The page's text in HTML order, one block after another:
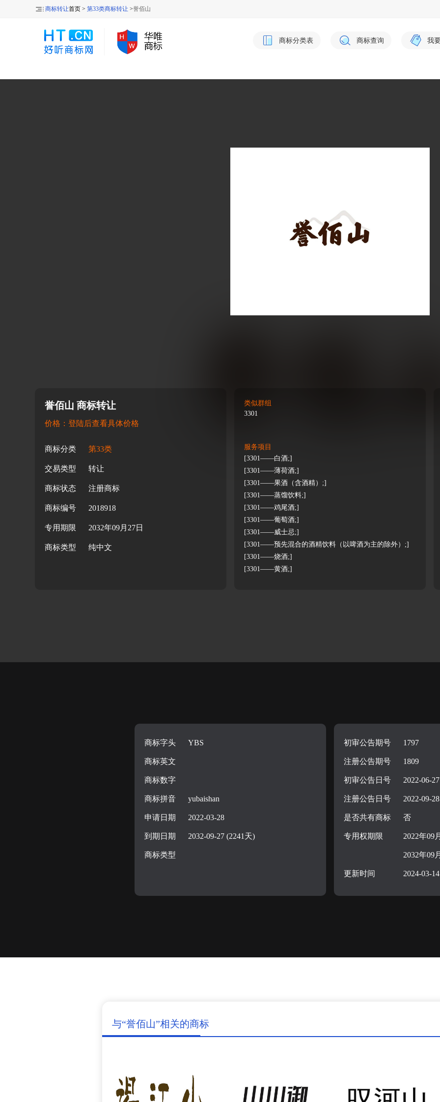
商标转让首页 > 第33类商标转让 >誉佰山
商标分类表 商标查询 我
誉佰山 商标转让
价格：登陆后查看具体价格
商标分类 第33类
交易类型 转让
商标状态 注册商标
商标编号 2018918
专用期限 2032年09月27日
商标类型 纯中文
类似群组
3301
服务项目
[3301——白酒;]
[3301——薄荷酒;]
[3301——果酒（含酒精）;]
[3301——蒸馏饮料;]
[3301——鸡尾酒;]
[3301——葡萄酒;]
[3301——威士忌;]
[3301——预先混合的酒精饮料（以啤酒为主的除外）;]
[3301——烧酒;]
[3301——黄酒;]
商标字头 YBS
商标英文
商标数字
商标拼音 yubaishan
申请日期 2022-03-28
到期日期 2032-09-27 (2241天)
商标类型
初审公告期号 1797
注册公告期号 1809
初审公告日号 2022-06-27
注册公告日号 2022-09-28
是否共有商标 否
专用权期限 2022年09
2032年09
更新时间 2024-03-14
与“誉佰山”相关的商标